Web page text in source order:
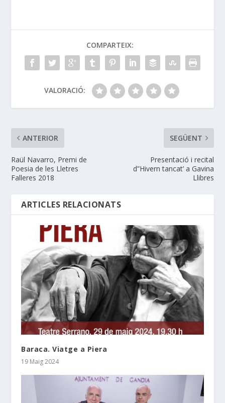
COMPARTEIX:
VALORACIÓ:
ANTERIOR
Raül Navarro, Premi de
Poesia de les Lletres
Falleres 2018
SEGÜENT
Presentació i recital
d”Hivern tancat’ a Gavina
Llibres
ARTICLES RELACIONATS
Baraca. Viatge a Piera
19 Maig 2024